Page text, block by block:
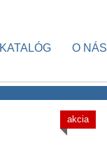
KATALÓG O NÁS
akcia